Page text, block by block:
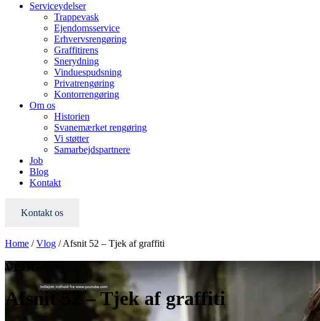
Serviceydelser
Trappevask
Ejendomsservice
Erhvervsrengøring
Graffitirens
Snerydning
Vinduespudsning
Privatrengøring
Kontorrengøring
Om os
Historien
Svanemærket rengøring
Vi støtter
Samarbejdspartnere
Job
Blog
Kontakt
Kontakt os
Home / Vlog / Afsnit 52 – Tjek af graffiti
VLOG
Afsnit 52 – Tjek af graffiti